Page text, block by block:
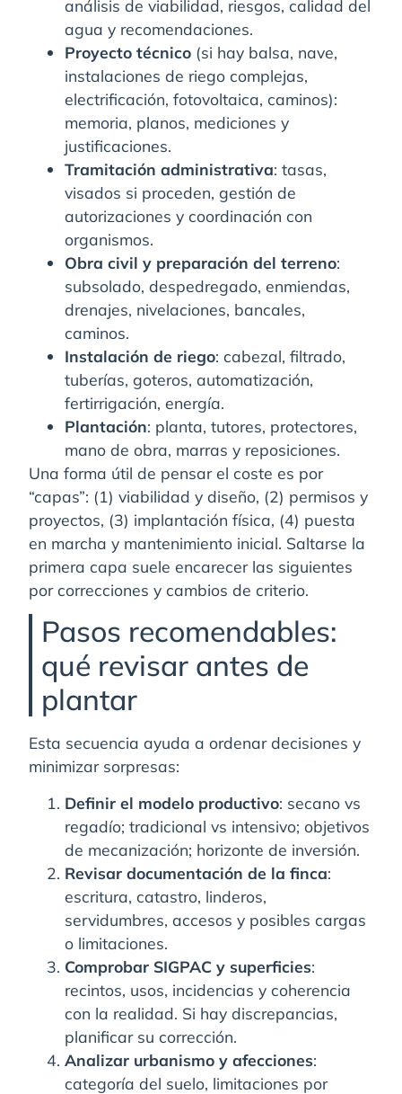
análisis de viabilidad, riesgos, calidad del
agua y recomendaciones.
Proyecto técnico (si hay balsa, nave,
instalaciones de riego complejas,
electrificación, fotovoltaica, caminos):
memoria, planos, mediciones y
justificaciones.
Tramitación administrativa: tasas,
visados si proceden, gestión de
autorizaciones y coordinación con
organismos.
Obra civil y preparación del terreno:
subsolado, despedregado, enmiendas,
drenajes, nivelaciones, bancales,
caminos.
Instalación de riego: cabezal, filtrado,
tuberías, goteros, automatización,
fertirrigación, energía.
Plantación: planta, tutores, protectores,
mano de obra, marras y reposiciones.
Una forma útil de pensar el coste es por
“capas”: (1) viabilidad y diseño, (2) permisos y
proyectos, (3) implantación física, (4) puesta
en marcha y mantenimiento inicial. Saltarse la
primera capa suele encarecer las siguientes
por correcciones y cambios de criterio.
Pasos recomendables:
qué revisar antes de
plantar
Esta secuencia ayuda a ordenar decisiones y
minimizar sorpresas:
Definir el modelo productivo: secano vs
regadío; tradicional vs intensivo; objetivos
de mecanización; horizonte de inversión.
Revisar documentación de la finca:
escritura, catastro, linderos,
servidumbres, accesos y posibles cargas
o limitaciones.
Comprobar SIGPAC y superficies:
recintos, usos, incidencias y coherencia
con la realidad. Si hay discrepancias,
planificar su corrección.
Analizar urbanismo y afecciones:
categoría del suelo, limitaciones por